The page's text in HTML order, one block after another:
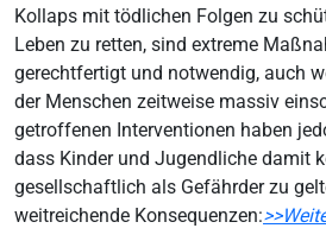
Kollaps mit tödlichen Folgen zu
Leben zu retten, sind extreme
gerechtfertigt und notwendig, auch
der Menschen zeitweise massiv
getroffenen Interventionen haben
dass Kinder und Jugendliche damit
gesellschaftlich als Gefährder zu
weitreichende Konsequenzen: